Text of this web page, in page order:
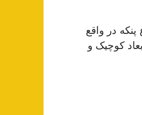
در واقع
کوچیک و